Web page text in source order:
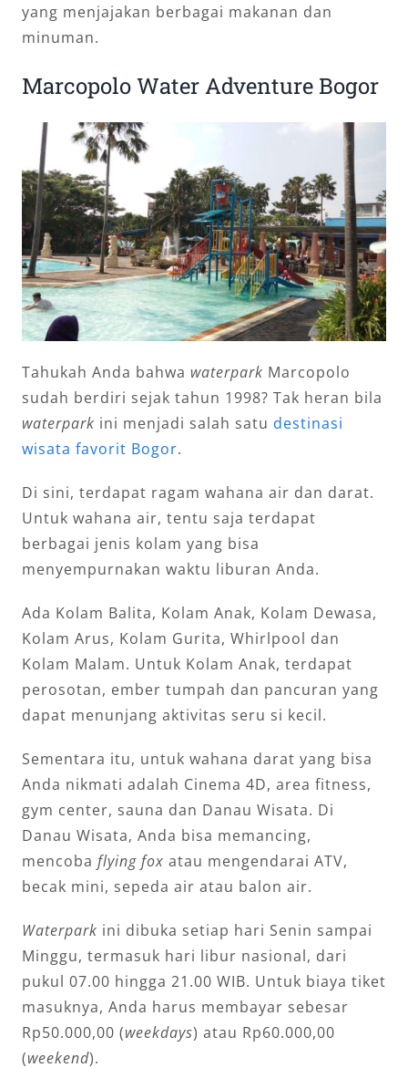
yang menjajakan berbagai makanan dan
minuman.
Marcopolo Water Adventure Bogor
Tahukah Anda bahwa waterpark Marcopolo
sudah berdiri sejak tahun 1998? Tak heran bila
waterpark ini menjadi salah satu destinasi
wisata favorit Bogor.
Di sini, terdapat ragam wahana air dan darat.
Untuk wahana air, tentu saja terdapat
berbagai jenis kolam yang bisa
menyempurnakan waktu liburan Anda.
Ada Kolam Balita, Kolam Anak, Kolam Dewasa,
Kolam Arus, Kolam Gurita, Whirlpool dan
Kolam Malam. Untuk Kolam Anak, terdapat
perosotan, ember tumpah dan pancuran yang
dapat menunjang aktivitas seru si kecil.
Sementara itu, untuk wahana darat yang bisa
Anda nikmati adalah Cinema 4D, area fitness,
gym center, sauna dan Danau Wisata. Di
Danau Wisata, Anda bisa memancing,
mencoba flying fox atau mengendarai ATV,
becak mini, sepeda air atau balon air.
Waterpark ini dibuka setiap hari Senin sampai
Minggu, termasuk hari libur nasional, dari
pukul 07.00 hingga 21.00 WIB. Untuk biaya tiket
masuknya, Anda harus membayar sebesar
Rp50.000,00 (weekdays) atau Rp60.000,00
(weekend).